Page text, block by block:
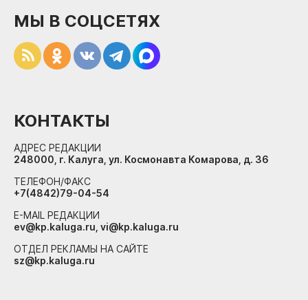
МЫ В СОЦСЕТЯХ
КОНТАКТЫ
АДРЕС РЕДАКЦИИ
248000, г. Калуга, ул. Космонавта Комарова, д. 36
ТЕЛЕФОН/ФАКС
+7(4842)79-04-54
E-MAIL РЕДАКЦИИ
ev@kp.kaluga.ru, vi@kp.kaluga.ru
ОТДЕЛ РЕКЛАМЫ НА САЙТЕ
sz@kp.kaluga.ru